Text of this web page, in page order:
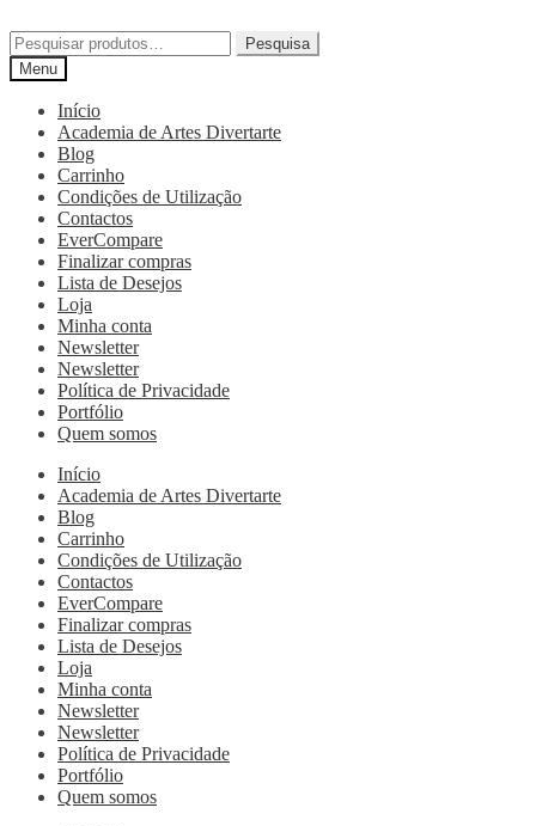
Pesquisa
Menu
Início
Academia de Artes Divertarte
Blog
Carrinho
Condições de Utilização
Contactos
EverCompare
Finalizar compras
Lista de Desejos
Loja
Minha conta
Newsletter
Newsletter
Política de Privacidade
Portfólio
Quem somos
Início
Academia de Artes Divertarte
Blog
Carrinho
Condições de Utilização
Contactos
EverCompare
Finalizar compras
Lista de Desejos
Loja
Minha conta
Newsletter
Newsletter
Política de Privacidade
Portfólio
Quem somos